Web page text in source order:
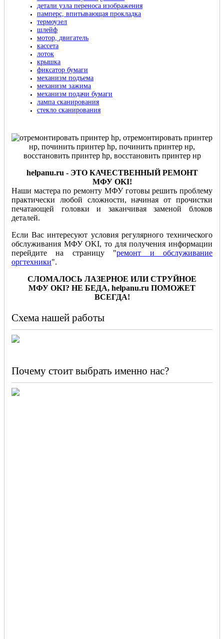
детали узла переноса изображения
памперс, впитывающая прокладка
термоузел
шлейф
мотор, двигатель
кассета
лоток
крышка
фиксатор бумаги
механизм подъема
механизм зажима
механизм подачи бумаги
лампа сканирования
стекло сканирования
helpanu.ru - ЭТО КАЧЕСТВЕННЫЙ РЕМОНТ
МФУ OKI!
Наши мастера по ремонту МФУ готовы решить проблему
практически любой сложности, начиная от прочистки
печатающей головки и заканчивая заменой блоков
деталей.
Если Вас интересуют условия регулярного технического
обслуживания МФУ OKI, то для получения информации
перейдите на страницу "ремонт и обслуживание
оргтехники".
СЛОМАЛОСЬ ЛАЗЕРНОЕ ИЛИ СТРУЙНОЕ
МФУ OKI? НЕ БЕДА, helpanu.ru ПОМОЖЕТ
ВСЕГДА!
Схема нашей работы
Почему стоит выбрать именно нас?